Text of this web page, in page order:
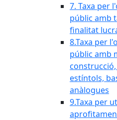
7. Taxa per
públic amb
finalitat
8.Taxa per
públic amb
estíntols,
anàlogues
9.Taxa per